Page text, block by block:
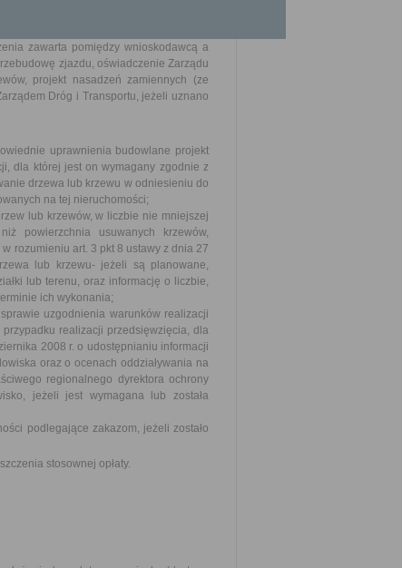
zawarta pomiędzy wnioskodawcą a
zjazdu, oświadczenie Zarządu
projekt nasadzeń zamiennych (ze
Dróg i Transportu, jeżeli uznano
uprawnienia budowlane projekt
dla której jest on wymagany zgodnie z
drzewa lub krzewu w odniesieniu do
na tej nieruchomości;
lub krzewów, w liczbie nie mniejszej
powierzchnia usuwanych krzewów,
rozumieniu art. 3 pkt 8 ustawy z dnia 27
lub krzewu- jeżeli są planowane,
lub terenu, oraz informację o liczbie,
ich wykonania;
uzgodnienia warunków realizacji
realizacji przedsięwzięcia, dla
2008 r. o udostępnianiu informacji
oraz o ocenach oddziaływania na
regionalnego dyrektora ochrony
jeżeli jest wymagana lub została
podlegające zakazom, jeżeli zostało
stosownej opłaty.